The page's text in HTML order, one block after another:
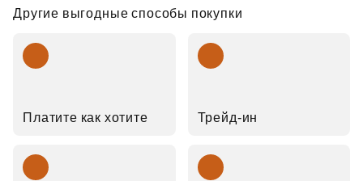
Другие выгодные способы покупки
Платите как хотите Трейд‑ин